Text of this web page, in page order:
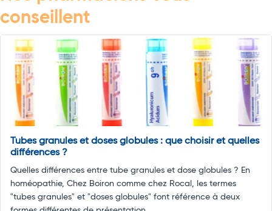
conseillent
Tubes granules et doses globules : que choisir et quelles
différences ?
Quelles différences entre tube granules et dose globules ? En
homéopathie, Chez Boiron comme chez Rocal, les termes
"tubes granules" et "doses globules" font référence à deux